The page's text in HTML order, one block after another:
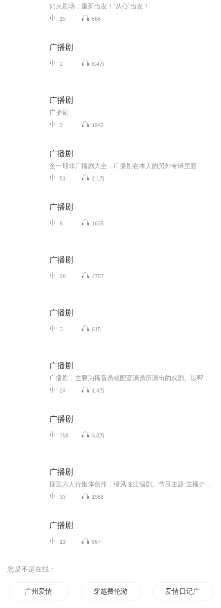
如火剧场，重新出发！“从心”出发！
19 668
广播剧
2 8.4万
广播剧
广播剧
3 1942
广播剧
全一期非广播剧大全，广播剧在本人的另外专辑里面！
51 2.1万
广播剧
8 1635
广播剧
28 4757
广播剧
3 615
广播剧
24 1.4万
广播剧
758 3.8万
广播剧
33 1968
广播剧
13 867
您是不是在找：
广州爱情 穿越费伦游记 爱情日记广播剧